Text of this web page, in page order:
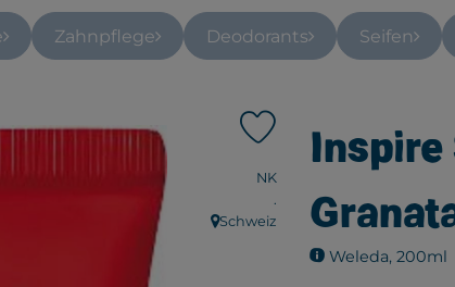
Zahnpflege Deodorants Seifen
Inspire
Weleda, 200ml
Produkt zu Favouriten
, Verband:
NK
, Kontrollstelle:
.
, Herkunft:
Schweiz